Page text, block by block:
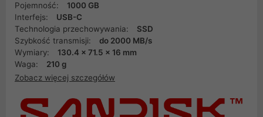
Pojemność:
1000 GB
Interfejs:
USB-C
Technologia przechowywania:
SSD
Szybkość transmisji:
do 2000 MB/s
Wymiary:
130.4 x 71.5 x 16 mm
Waga:
210 g
Zobacz więcej szczegółów